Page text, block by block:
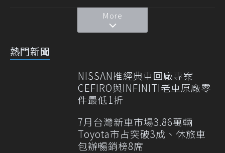
More
熱門新聞
NISSAN推經典車回廠專案
CEFIRO與INFINITI老車原廠零
件最低1折
7月台灣新車市場3.86萬輛
Toyota市占突破3成、休旅車
包辦暢銷榜8席